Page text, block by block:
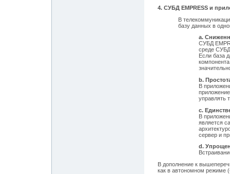
4. СУБД EMPRESS и
В
базу данных в
a.
СУБД
среде
Если база
b.
В
управлять
c.
В
является
сервер и
d.
В дополнение к
как в автономном режиме